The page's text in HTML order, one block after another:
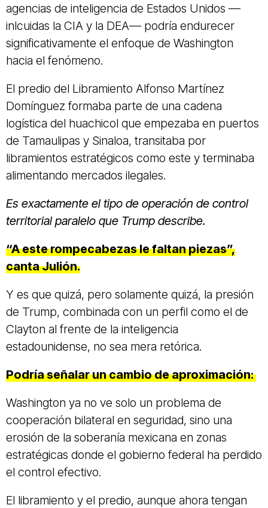
agencias de inteligencia de Estados Unidos —
inlcuidas la CIA y la DEA— podría endurecer
significativamente el enfoque de Washington
hacia el fenómeno.
El predio del Libramiento Alfonso Martínez
Domínguez formaba parte de una cadena
logística del huachicol que empezaba en puertos
de Tamaulipas y Sinaloa, transitaba por
libramientos estratégicos como este y terminaba
alimentando mercados ilegales.
Es exactamente el tipo de operación de control
territorial paralelo que Trump describe.
“A este rompecabezas le faltan piezas”,
canta Julión.
Y es que quizá, pero solamente quizá, la presión
de Trump, combinada con un perfil como el de
Clayton al frente de la inteligencia
estadounidense, no sea mera retórica.
Podría señalar un cambio de aproximación:
Washington ya no ve solo un problema de
cooperación bilateral en seguridad, sino una
erosión de la soberanía mexicana en zonas
estratégicas donde el gobierno federal ha perdido
el control efectivo.
El libramiento y el predio, aunque ahora tengan